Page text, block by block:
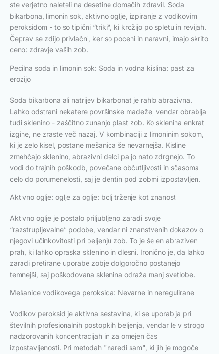
ste verjetno naleteli na desetine domačih zdravil. Soda
bikarbona, limonin sok, aktivno oglje, izpiranje z vodikovim
peroksidom - to so tipični “triki”, ki krožijo po spletu in revijah.
Čeprav se zdijo privlačni, ker so poceni in naravni, imajo skrito
ceno: zdravje vaših zob.
Pecilna soda in limonin sok: Soda in vodna kislina: past za
erozijo
Soda bikarbona ali natrijev bikarbonat je rahlo abrazivna.
Lahko odstrani nekatere površinske madeže, vendar obrablja
tudi sklenino - zaščitno zunanjo plast zob. Ko sklenina enkrat
izgine, ne zraste več nazaj. V kombinaciji z limoninim sokom,
ki je zelo kisel, postane mešanica še nevarnejša. Kisline
zmehčajo sklenino, abrazivni delci pa jo nato zdrgnejo. To
vodi do trajnih poškodb, povečane občutljivosti in sčasoma
celo do porumenelosti, saj je dentin pod zobmi izpostavljen.
Aktivno oglje: oglje za oglje: bolj trženje kot znanost
Aktivno oglje je postalo priljubljeno zaradi svoje
“razstrupljevalne” podobe, vendar ni znanstvenih dokazov o
njegovi učinkovitosti pri beljenju zob. To je še en abraziven
prah, ki lahko opraska sklenino in dlesni. Ironično je, da lahko
zaradi pretirane uporabe zobje dolgoročno postanejo
temnejši, saj poškodovana sklenina odraža manj svetlobe.
Mešanice vodikovega peroksida: Nevarne in neregulirane
Vodikov peroksid je aktivna sestavina, ki se uporablja pri
številnih profesionalnih postopkih beljenja, vendar le v strogo
nadzorovanih koncentracijah in za omejen čas
izpostavljenosti. Pri metodah "naredi sam", ki jih je mogoče